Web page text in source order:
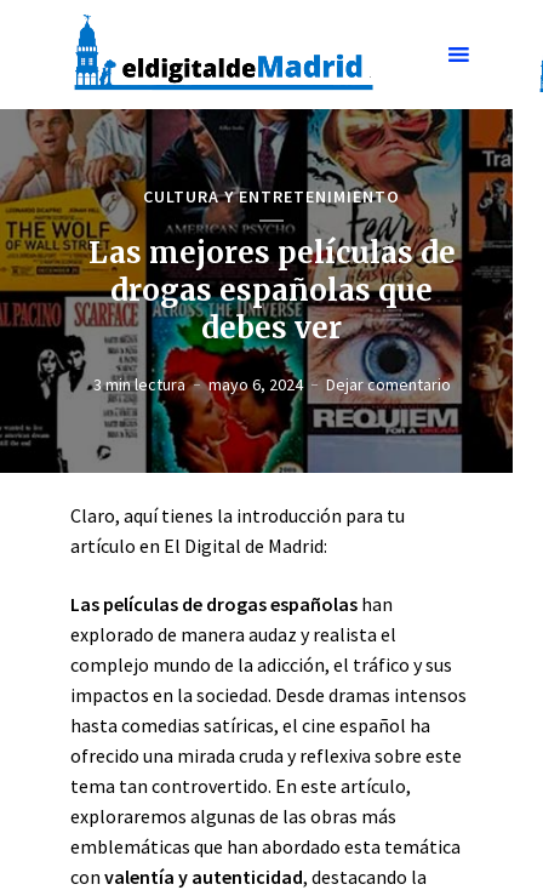
CULTURA Y ENTRETENIMIENTO
Las mejores películas de
drogas españolas que
debes ver
3 min lectura mayo 6, 2024 Dejar comentario
Claro, aquí tienes la introducción para tu
artículo en El Digital de Madrid:
Las películas de drogas españolas han
explorado de manera audaz y realista el
complejo mundo de la adicción, el tráfico y sus
impactos en la sociedad. Desde dramas intensos
hasta comedias satíricas, el cine español ha
ofrecido una mirada cruda y reflexiva sobre este
tema tan controvertido. En este artículo,
exploraremos algunas de las obras más
emblemáticas que han abordado esta temática
con valentía y autenticidad, destacando la